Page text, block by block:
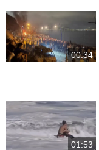
00:34
01:53